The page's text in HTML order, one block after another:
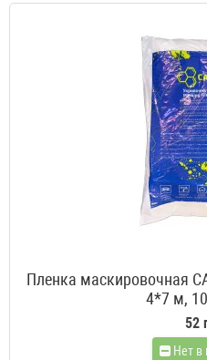
Пленка маскировочная
4*7 м,
52
Нет в